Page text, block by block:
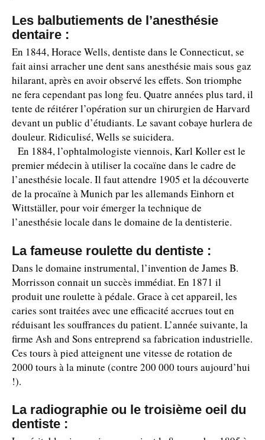
Les balbutiements de l’anesthésie
dentaire :
En 1844, Horace Wells, dentiste dans le Connecticut, se
fait ainsi arracher une dent sans anesthésie mais sous gaz
hilarant, après en avoir observé les effets. Son triomphe
ne fera cependant pas long feu. Quatre années plus tard, il
tente de réitérer l’opération sur un chirurgien de Harvard
devant un public d’étudiants. Le savant cobaye hurlera de
douleur. Ridiculisé, Wells se suicidera.
En 1884, l’ophtalmologiste viennois, Karl Koller est le
premier médecin à utiliser la cocaïne dans le cadre de
l’anesthésie locale. Il faut attendre 1905 et la découverte
de la procaïne à Munich par les allemands Einhorn et
Wittställer, pour voir émerger la technique de
l’anesthésie locale dans le domaine de la dentisterie.
La fameuse roulette du dentiste :
Dans le domaine instrumental, l’invention de James B.
Morrisson connait un succès immédiat. En 1871 il
produit une roulette à pédale. Grace à cet appareil, les
caries sont traitées avec une efficacité accrues tout en
réduisant les souffrances du patient. L’année suivante, la
firme Ash and Sons entreprend sa fabrication industrielle.
Ces tours à pied atteignent une vitesse de rotation de
2000 tours à la minute (contre 200 000 tours aujourd’hui
!).
La radiographie ou le troisième oeil du
dentiste :